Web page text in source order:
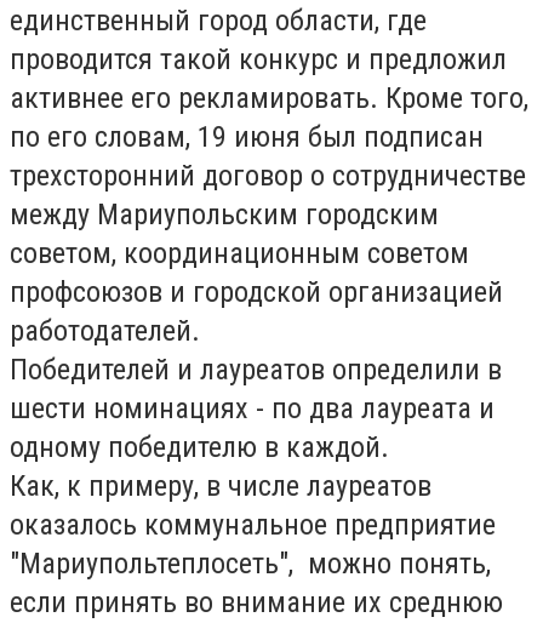
единственный город области, где
проводится такой конкурс и предложил
активнее его рекламировать. Кроме того,
по его словам, 19 июня был подписан
трехсторонний договор о сотрудничестве
между Мариупольским городским
советом, координационным советом
профсоюзов и городской организацией
работодателей.
Победителей и лауреатов определили в
шести номинациях - по два лауреата и
одному победителю в каждой.
Как, к примеру, в числе лауреатов
оказалось коммунальное предприятие
"Мариупольтеплосеть", можно понять,
если принять во внимание их среднюю